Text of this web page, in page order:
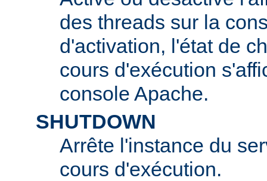
des threads sur la
d'activation, l'état de
cours d'exécution
console Apache.
SHUTDOWN
Arrête l'instance du
cours d'exécution.